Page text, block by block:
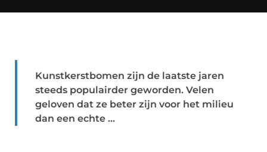
Kunstkerstbomen zijn de laatste jaren
steeds populairder geworden. Velen
geloven dat ze beter zijn voor het milieu
dan een echte ...